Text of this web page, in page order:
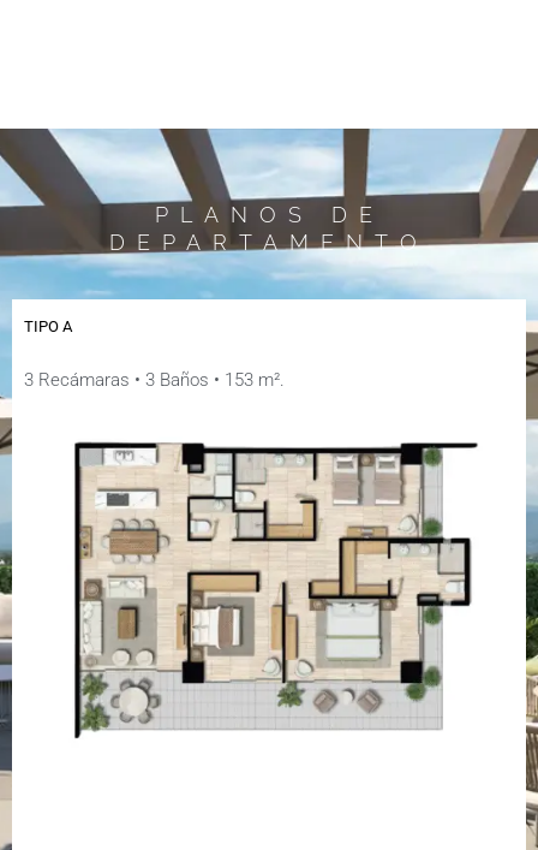
PLANOS DE
DEPARTAMENTO
TIPO A
3 Recámaras • 3 Baños • 153 m².